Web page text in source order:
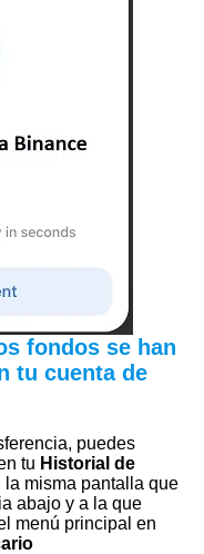
fondos se han
tu cuenta de
puedes
tu Historial de
la misma pantalla que
abajo y a la que
menú principal en